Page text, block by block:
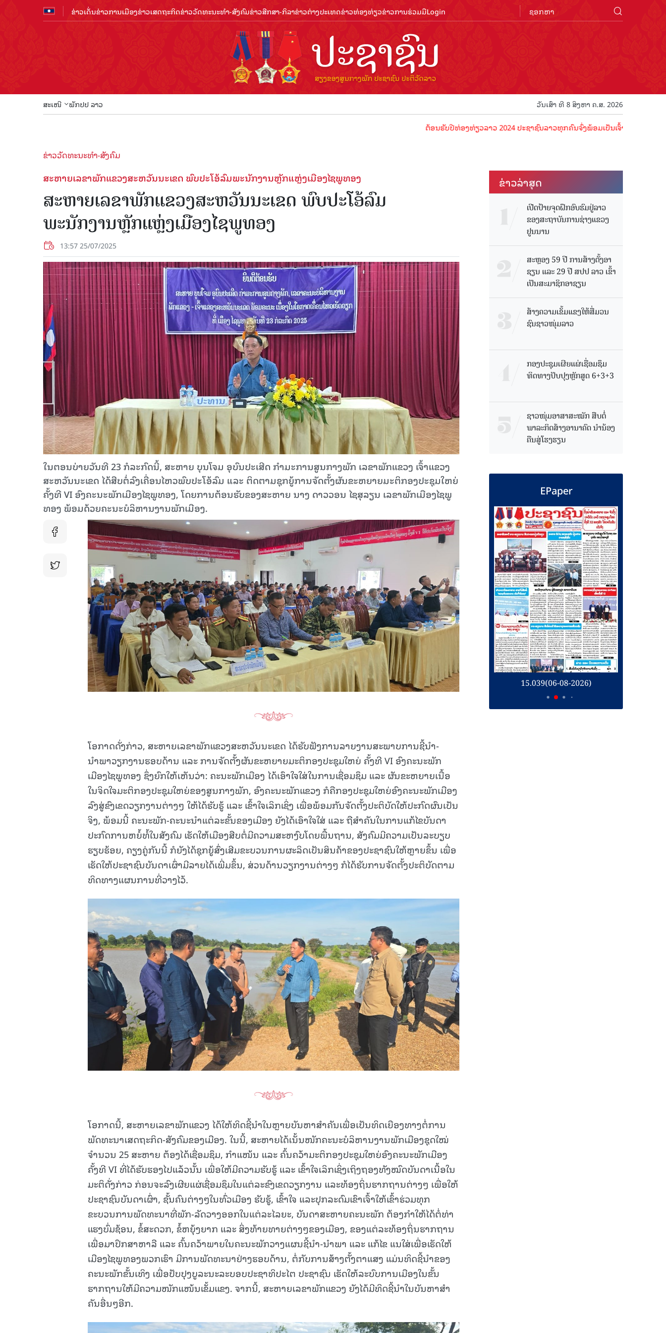
ຂ່າວເດັ່ນຂ່າວການເມືອງຂ່າວເສດຖະກິດຂ່າວວັດທະນະທຳ-ສັງຄົມຂ່າວສືກສາ-ກິລາຂ່າວຕ່າງປະເທດຂ່າວທ່ອງທ່ຽວຂ່າວການຮ່ວມມືLogin
ສະເໜີ ພັກປປ ລາວ ວັນເສົາ ທີ 8 ສິງຫາ ຄ.ສ. 2026
ຕ້ອນຮັບປີທ່ອງທ່ຽວລາວ 2024 ປະຊາຊົນລາວທຸກຄົນຈົ່ງພ້ອມເປັນເຈົ້າພາບທີ່ດີ ຕ້ອນຮັບນັກ
ຂ່າວວັດທະນະທຳ-ສັງຄົມ
ສະຫາຍເລຂາພັກແຂວງສະຫວັນນະເຂດ ພົບປະໂອ້ລົມພະນັກງານຫຼັກແຫຼ່ງເມືອງໄຊພູທອງ
ສະຫາຍເລຂາພັກແຂວງສະຫວັນນະເຂດ ພົບປະໂອ້ລົມ
ພະນັກງານຫຼັກແຫຼ່ງເມືອງໄຊພູທອງ
13:57 25/07/2025
ໃນຕອນບ່າຍວັນທີ 23 ກໍລະກົດນີ້, ສະຫາຍ ບຸນໂຈມ ອຸບົນປະເສີດ ກຳມະການສູນກາງພັກ ເລຂາພັກແຂວງ ເຈົ້າແຂວງ
ສະຫວັນນະເຂດ ໄດ້ສືບຕໍ່ລົງເຄື່ອນໄຫວພົບປະໂອ້ລົມ ແລະ ຕິດຕາມຊຸກຍູ້ການຈັດຕັ້ງຜັນຂະຫຍາຍມະຕິກອງປະຊຸມໃຫຍ່
ຄັ້ງທີ VI ອົງຄະນະພັກເມືອງໄຊພູທອງ, ໂດຍການຕ້ອນຮັບຂອງສະຫາຍ ນາງ ດາວວອນ ໄຊສຸລຽນ ເລຂາພັກເມືອງໄຊພູ
ທອງ ພ້ອມດ້ວຍຄະນະບໍລິຫານງານພັກເມືອງ.
ໂອກາດດັ່ງກ່າວ, ສະຫາຍເລຂາພັກແຂວງສະຫວັນນະເຂດ ໄດ້ຮັບຟັງການລາຍງານສະພາບການຊີ້ນຳ-
ນຳພາວຽກງານຮອບດ້ານ ແລະ ການຈັດຕັ້ງຜັນຂະຫຍາຍມະຕິກອງປະຊຸມໃຫຍ່ ຄັ້ງທີ VI ອົງຄະນະພັກ
ເມືອງໄຊພູທອງ ຊຶ່ງຍົກໃຫ້ເຫັນວ່າ: ຄະນະພັກເມືອງ ໄດ້ເອົາໃຈໃສ່ໃນການເຊື່ອມຊຶມ ແລະ ຜັນຂະຫຍາຍເນື້ອ
ໃນຈິດໃຈມະຕິກອງປະຊຸມໃຫຍ່ຂອງສູນກາງພັກ, ອົງຄະນະພັກແຂວງ ກໍຄືກອງປະຊຸມໃຫຍ່ອົງຄະນະພັກເມືອງ
ລົງສູ່ຂົງເຂດວຽກງານຕ່າງໆ ໃຫ້ໄດ້ຮັບຮູ້ ແລະ ເຂົ້າໃຈເລິກເຊິ່ງ ເພື່ອພ້ອມກັນຈັດຕັ້ງປະຕິບັດໃຫ້ປະກົດຜົນເປັນ
ຈິງ, ພ້ອມນີ້ ຄະນະພັກ-ຄະນະນຳແຕ່ລະຂັ້ນຂອງເມືອງ ຍັງໄດ້ເອົາໃຈໃສ່ ແລະ ຖືສຳຄັນໃນການແກ້ໄຂບັນດາ
ປະກົດການຫຍໍ້ທໍ້ໃນສັງຄົມ ເຮັດໃຫ້ເມືອງສືບຕໍ່ມີຄວາມສະຫງົບໂດຍພື້ນຖານ, ສັງຄົມມີຄວາມເປັນລະບຽບ
ຮຽບຮ້ອຍ, ຄຽງຄູ່ກັນນີ້ ກໍຍັງໄດ້ຊຸກຍູ້ສົ່ງເສີມຂະບວນການຜະລິດເປັນສິນຄ້າຂອງປະຊາຊົນໃຫ້ຫຼາຍຂຶ້ນ ເພື່ອ
ເຮັດໃຫ້ປະຊາຊົນບັນດາເຜົ່າມີລາຍໄດ້ເພີ່ມຂຶ້ນ, ສ່ວນດ້ານວຽກງານຕ່າງໆ ກໍໄດ້ຮັບການຈັດຕັ້ງປະຕິບັດຕາມ
ທິດທາງແຜນການທີ່ວາງໄວ້.
ໂອກາດນີ້, ສະຫາຍເລຂາພັກແຂວງ ໄດ້ໃຫ້ທິດຊີ້ນຳໃນຫຼາຍບັນຫາສຳຄັນເພື່ອເປັນທິດເຍືອງທາງຕໍ່ການ
ພັດທະນາເສດຖະກິດ-ສັງຄົມຂອງເມືອງ. ໃນນີ້, ສະຫາຍໄດ້ເນັ້ນໜັກຄະນະບໍລິຫານງານພັກເມືອງຊຸດໃໝ່
ຈຳນວນ 25 ສະຫາຍ ຕ້ອງໄດ້ເຊື່ອມຊຶມ, ກຳແໜ້ນ ແລະ ຄົ້ນຄວ້າມະຕິກອງປະຊຸມໃຫຍ່ອົງຄະນະພັກເມືອງ
ຄັ້ງທີ VI ທີ່ໄດ້ຮັບຮອງໄປແລ້ວນັ້ນ ເພື່ອໃຫ້ມີຄວາມຮັບຮູ້ ແລະ ເຂົ້າໃຈເລິກເຊິ່ງເຖິງຖອງທັງໝົດບັນດາເນື້ອໃນ
ມະຕິດັ່ງກ່າວ ກ່ອນຈະລົງເຜີຍແຜ່ເຊື່ອມຊຶມໃນແຕ່ລະຂົງເຂດວຽກງານ ແລະທ້ອງຖິ່ນຮາກຖານຕ່າງໆ ເພື່ອໃຫ້
ປະຊາຊົນບັນດາເຜົ່າ, ຊັ້ນຄົນຕ່າງໆໃນທົ່ວເມືອງ ຮັບຮູ້, ເຂົ້າໃຈ ແລະປຸກລະດົມເຂົາເຈົ້າໃຫ້ເຂົ້າຮ່ວມທຸກ
ຂະບວນການພັດທະນາທີ່ພັກ-ລັດວາງອອກໃນແຕ່ລະໄລຍະ, ບັນດາສະຫາຍຄະນະພັກ ຕ້ອງກຳໃຫ້ໄດ້ຕໍ່ທ່າ
ແຮງບົ່ມຊ້ອນ, ຂໍ້ສະດວກ, ຂໍ້ຫຍຸ້ງຍາກ ແລະ ສິ່ງທ້າຍທາຍຕ່າງໆຂອງເມືອງ, ຂອງແຕ່ລະທ້ອງຖິ່ນຮາກຖານ
ເພື່ອມາປຶກສາຫາລື ແລະ ຄົ້ນຄວ້າພາຍໃນຄະນະພັກວາງແຜນຊີ້ນຳ-ນຳພາ ແລະ ແກ້ໄຂ ແນໃສ່ເພື່ອເຮັດໃຫ້
ເມືອງໄຊພູທອງພວກເຮົາ ມີການພັດທະນາຢ່າງຮອບດ້ານ, ຕໍ່ກັບການສ້າງຕັ້ງຕາແສງ ແມ່ນທິດຊີ້ນຳຂອງ
ຄະນະພັກຂັ້ນເທິງ ເພື່ອປັບປຸງບູລະນະລະບອບປະຊາທິປະໄຕ ປະຊາຊົນ ເຮັດໃຫ້ລະບົບການເມືອງໃນຂັ້ນ
ຮາກຖານໃຫ້ມີຄວາມໜັກແໜ້ນເຂັ້ມແຂງ. ຈາກນີ້, ສະຫາຍເລຂາພັກແຂວງ ຍັງໄດ້ມີທິດຊີ້ນໍາໃນບັນຫາສໍາ
ຄັນອື່ນໆອີກ.
ຂ່າວ​ລ່າ​ສຸດ
ເປີດປ້າຍຈຸດຝຶກອົບຮົມຢູ່ລາວ
ຂອງສະຖາບັນການຊ່າງແຂວງ
ຢູນນານ
ສະຫຼອງ 59 ປີ ການສ້າງຕັ້ງອາ
ຊຽນ ແລະ 29 ປີ ສປປ ລາວ ເຂົ້າ
ເປັນສະມາຊິກອາຊຽນ
ສ້າງຄວາມເຂັ້ມແຂງໃຫ້ສື່ມວນ
ຊົນຊາວໜຸ່ມລາວ
ກອງປະຊຸມເຜີຍແຜ່ເຊື່ອມຊຶມ
ທິດທາງປັບປຸງຫຼັກສູດ 6+3+3
ຊາວໜຸ່ມອາສາສະໝັກ ສືບຕໍ່
ພາລະກິດສ້າງອານາຄົດ ນໍານ້ອງ
ຄືນສູ່ໂຮງຮຽນ
EPaper
15.040(07-08-2026) 15.039(06-08-2026)